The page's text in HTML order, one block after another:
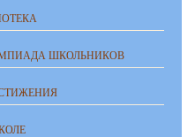
ШКОЛЬНИКОВ